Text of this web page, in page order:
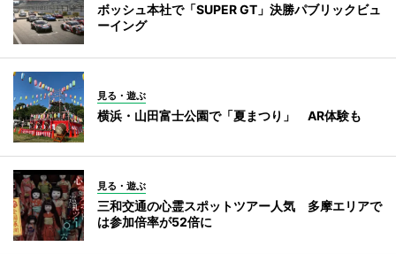
ボッシュ本社で「SUPER GT」決勝パブリックビュ
ーイング
見る・遊ぶ
横浜・山田富士公園で「夏まつり」 AR体験も
見る・遊ぶ
三和交通の心霊スポットツアー人気 多摩エリアで
は参加倍率が52倍に